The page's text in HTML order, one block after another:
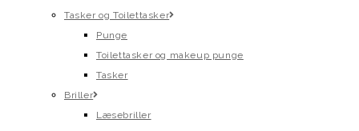
Tasker og Toilettasker
Punge
Toilettasker og makeup punge
Tasker
Briller
Læsebriller